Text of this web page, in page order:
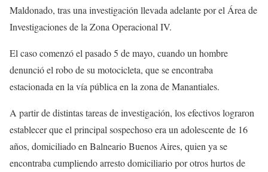
Maldonado, tras una investigación llevada adelante por el Área de
Investigaciones de la Zona Operacional IV.
El caso comenzó el pasado 5 de mayo, cuando un hombre
denunció el robo de su motocicleta, que se encontraba
estacionada en la vía pública en la zona deManantiales.
A partir de distintas tareas de investigación, los efectivos lograron
establecer que el principal sospechoso era un adolescente de 16
años, domiciliado en Balneario Buenos Aires, quien ya se
encontraba cumpliendo arresto domiciliario por otros hurtos de